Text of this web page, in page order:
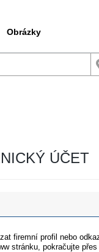
Obrázky
ÚČET
firemní profil nebo
stránku, pokračujte